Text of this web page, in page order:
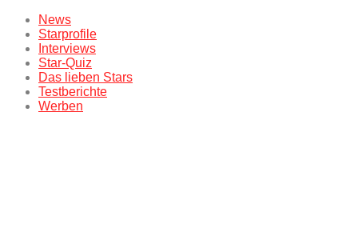
News
Starprofile
Interviews
Star-Quiz
Das lieben Stars
Testberichte
Werben